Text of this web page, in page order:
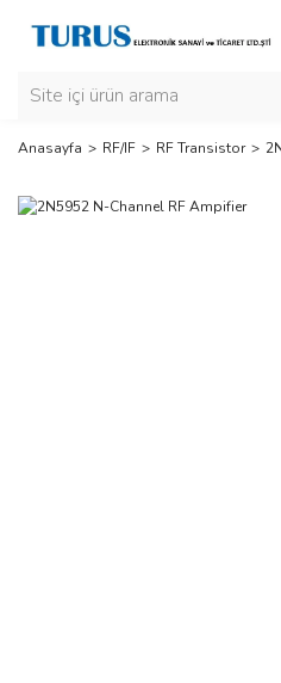
Anasayfa RF/IF RF Transistor